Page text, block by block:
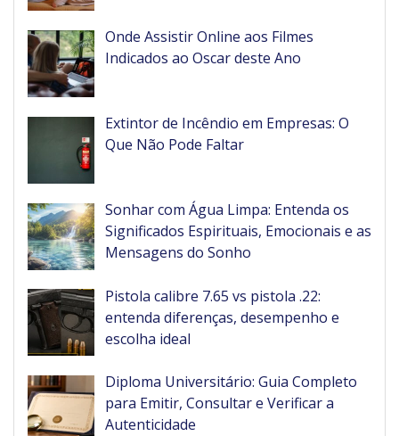
Onde Assistir Online aos Filmes
Indicados ao Oscar deste Ano
Extintor de Incêndio em Empresas: O
Que Não Pode Faltar
Sonhar com Água Limpa: Entenda os
Significados Espirituais, Emocionais e as
Mensagens do Sonho
Pistola calibre 7.65 vs pistola .22:
entenda diferenças, desempenho e
escolha ideal
Diploma Universitário: Guia Completo
para Emitir, Consultar e Verificar a
Autenticidade